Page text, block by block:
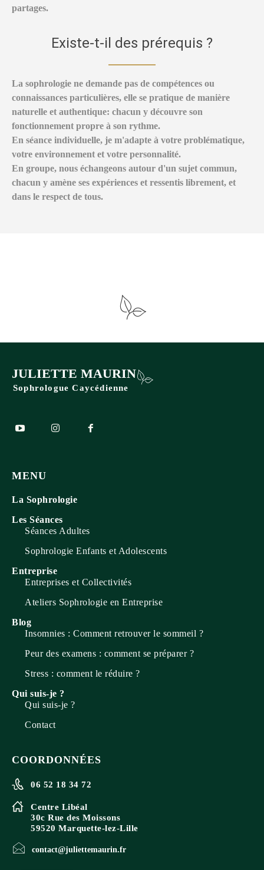
partages.
Existe-t-il des prérequis ?
La sophrologie ne demande pas de compétences ou
connaissances particulières, elle se pratique de manière
naturelle et authentique: chacun y découvre son
fonctionnement propre à son rythme.
En séance individuelle, je m'adapte à votre problématique,
votre environnement et votre personnalité.
En groupe, nous échangeons autour d'un sujet commun,
chacun y amène ses expériences et ressentis librement, et
dans le respect de tous.
JULIETTE MAURIN
Sophrologue Caycédienne
MENU
La Sophrologie
Les Séances
Séances Adultes
Sophrologie Enfants et Adolescents
Entreprise
Entreprises et Collectivités
Ateliers Sophrologie en Entreprise
Blog
Insomnies : Comment retrouver le sommeil ?
Peur des examens : comment se préparer ?
Stress : comment le réduire ?
Qui suis-je ?
Qui suis-je ?
Contact
COORDONNÉES
06 52 18 34 72
Centre Libéal
30c Rue des Moissons
59520 Marquette-lez-Lille
contact@juliettemaurin.fr